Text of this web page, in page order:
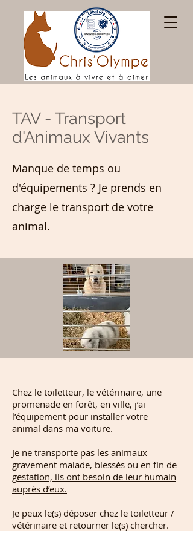
TAV - Transport
d'Animaux Vivants
Manque de temps ou
d'équipements ? Je prends en
charge le transport de votre
animal.
Chez le toiletteur, le vétérinaire, une
promenade en forêt, en ville, j’ai
l’équipement pour installer votre
animal dans ma voiture.
Je ne transporte pas les animaux
gravement malade, blessés ou en fin de
gestation, ils ont besoin de leur humain
auprès d’eux.
Je peux le(s) déposer chez le toiletteur /
vétérinaire et retourner le(s) chercher.